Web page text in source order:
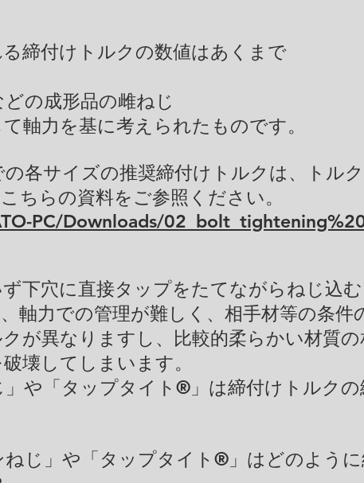
締付けトルクの数値はあくまで
の成形品の雌ねじ
軸力を基に考えられたものです。
各サイズの推奨締付けトルクは、トル
ちらの資料をご参照ください。
PC/Downloads/
下穴に直接タップをたてながらねじ込
軸力での管理が難しく、相手材等の条
が異なりますし、比較的柔らかい材質
壊してしまいます。
や「タップタイト®」は締付けトルク
じ」や「タップタイト®」はどのよう